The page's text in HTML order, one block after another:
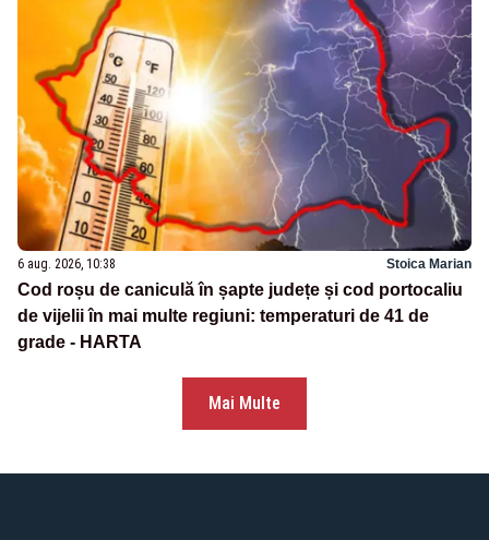
6 aug. 2026, 10:38 Stoica Marian
Cod roșu de caniculă în șapte județe și cod portocaliu
de vijelii în mai multe regiuni: temperaturi de 41 de
grade - HARTA
Mai Multe